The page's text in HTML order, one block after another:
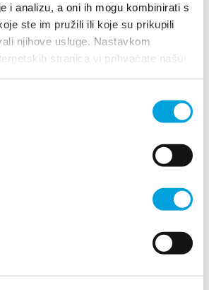
i analizu, a oni ih mogu kombinirati s
ste im pružili ili koje su prikupili
njihove usluge. Nastavkom
stranica vi prihvaćate našu
+385 21 227 933
info@kastela-info.hr
šetalište 30,
Les directions
šetalište 30
Les directions